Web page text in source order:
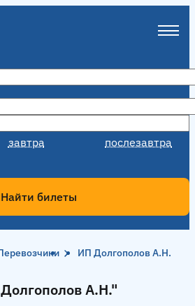
завтра послезавтра
Найти билеты
ИП Долгополов А.Н.
А.Н."
А.Н."